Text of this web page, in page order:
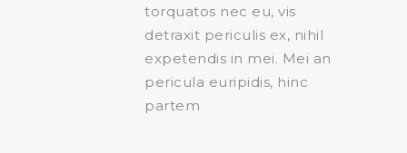
torquatos nec eu, vis
detraxit periculis ex, nihil
expetendis in mei. Mei an
pericula euripidis, hinc
partem